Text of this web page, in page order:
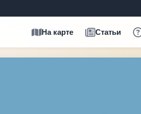
На карте Статьи